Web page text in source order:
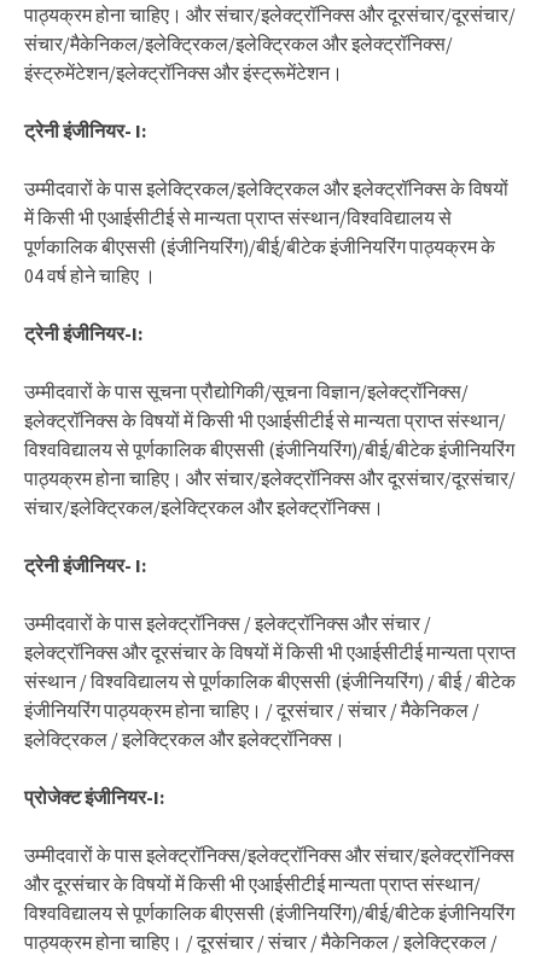
पाठ्यक्रम होना चाहिए। और संचार/इलेक्ट्रॉनिक्स और दूरसंचार/दूरसंचार/
संचार/मैकेनिकल/इलेक्ट्रिकल/इलेक्ट्रिकल और इलेक्ट्रॉनिक्स/
इंस्ट्रुमेंटेशन/इलेक्ट्रॉनिक्स और इंस्ट्रूमेंटेशन।
ट्रेनी इंजीनियर- I:
उम्मीदवारों के पास इलेक्ट्रिकल/इलेक्ट्रिकल और इलेक्ट्रॉनिक्स के विषयों
में किसी भी एआईसीटीई से मान्यता प्राप्त संस्थान/विश्वविद्यालय से
पूर्णकालिक बीएससी (इंजीनियरिंग)/बीई/बीटेक इंजीनियरिंग पाठ्यक्रम के
04 वर्ष होने चाहिए ।
ट्रेनी इंजीनियर-I:
उम्मीदवारों के पास सूचना प्रौद्योगिकी/सूचना विज्ञान/इलेक्ट्रॉनिक्स/
इलेक्ट्रॉनिक्स के विषयों में किसी भी एआईसीटीई से मान्यता प्राप्त संस्थान/
विश्वविद्यालय से पूर्णकालिक बीएससी (इंजीनियरिंग)/बीई/बीटेक इंजीनियरिंग
पाठ्यक्रम होना चाहिए। और संचार/इलेक्ट्रॉनिक्स और दूरसंचार/दूरसंचार/
संचार/इलेक्ट्रिकल/इलेक्ट्रिकल और इलेक्ट्रॉनिक्स।
ट्रेनी इंजीनियर- I:
उम्मीदवारों के पास इलेक्ट्रॉनिक्स / इलेक्ट्रॉनिक्स और संचार /
इलेक्ट्रॉनिक्स और दूरसंचार के विषयों में किसी भी एआईसीटीई मान्यता प्राप्त
संस्थान / विश्वविद्यालय से पूर्णकालिक बीएससी (इंजीनियरिंग) / बीई / बीटेक
इंजीनियरिंग पाठ्यक्रम होना चाहिए। / दूरसंचार / संचार / मैकेनिकल /
इलेक्ट्रिकल / इलेक्ट्रिकल और इलेक्ट्रॉनिक्स।
प्रोजेक्ट इंजीनियर-I:
उम्मीदवारों के पास इलेक्ट्रॉनिक्स/इलेक्ट्रॉनिक्स और संचार/इलेक्ट्रॉनिक्स
और दूरसंचार के विषयों में किसी भी एआईसीटीई मान्यता प्राप्त संस्थान/
विश्वविद्यालय से पूर्णकालिक बीएससी (इंजीनियरिंग)/बीई/बीटेक इंजीनियरिंग
पाठ्यक्रम होना चाहिए। / दूरसंचार / संचार / मैकेनिकल / इलेक्ट्रिकल /